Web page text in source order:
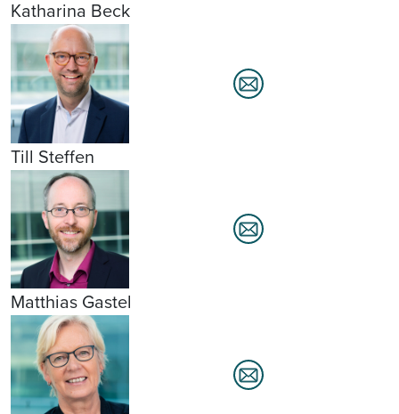
Katharina Beck
Till Steffen
Matthias Gastel